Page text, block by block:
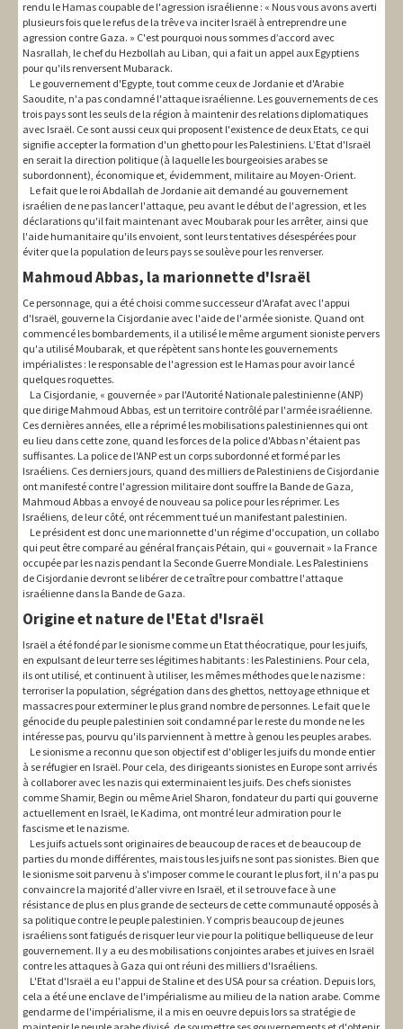
rendu le Hamas coupable de l'agression israélienne : « Nous vous avons averti
plusieurs fois que le refus de la trêve va inciter Israël à entreprendre une
agression contre Gaza. » C'est pourquoi nous sommes d’accord avec
Nasrallah, le chef du Hezbollah au Liban, qui a fait un appel aux Egyptiens
pour qu'ils renversent Mubarack.
Le gouvernement d'Egypte, tout comme ceux de Jordanie et d'Arabie
Saoudite, n'a pas condamné l'attaque israélienne. Les gouvernements de ces
trois pays sont les seuls de la région à maintenir des relations diplomatiques
avec Israël. Ce sont aussi ceux qui proposent l'existence de deux Etats, ce qui
signifie accepter la formation d'un ghetto pour les Palestiniens. L’Etat d'Israël
en serait la direction politique (à laquelle les bourgeoisies arabes se
subordonnent), économique et, évidemment, militaire au Moyen-Orient.
Le fait que le roi Abdallah de Jordanie ait demandé au gouvernement
israélien de ne pas lancer l'attaque, peu avant le début de l'agression, et les
déclarations qu'il fait maintenant avec Moubarak pour les arrêter, ainsi que
l'aide humanitaire qu'ils envoient, sont leurs tentatives désespérées pour
éviter que la population de leurs pays se soulève pour les renverser.
Mahmoud Abbas, la marionnette d'Israël
Ce personnage, qui a été choisi comme successeur d'Arafat avec l'appui
d'Israël, gouverne la Cisjordanie avec l'aide de l'armée sioniste. Quand ont
commencé les bombardements, il a utilisé le même argument sioniste pervers
qu'a utilisé Moubarak, et que répètent sans honte les gouvernements
impérialistes : le responsable de l'agression est le Hamas pour avoir lancé
quelques roquettes.
La Cisjordanie, « gouvernée » par l'Autorité Nationale palestinienne (ANP)
que dirige Mahmoud Abbas, est un territoire contrôlé par l'armée israélienne.
Ces dernières années, elle a réprimé les mobilisations palestiniennes qui ont
eu lieu dans cette zone, quand les forces de la police d'Abbas n'étaient pas
suffisantes. La police de l'ANP est un corps subordonné et formé par les
Israéliens. Ces derniers jours, quand des milliers de Palestiniens de Cisjordanie
ont manifesté contre l'agression militaire dont souffre la Bande de Gaza,
Mahmoud Abbas a envoyé de nouveau sa police pour les réprimer. Les
Israéliens, de leur côté, ont récemment tué un manifestant palestinien.
Le président est donc une marionnette d'un régime d'occupation, un collabo
qui peut être comparé au général français Pétain, qui « gouvernait » la France
occupée par les nazis pendant la Seconde Guerre Mondiale. Les Palestiniens
de Cisjordanie devront se libérer de ce traître pour combattre l'attaque
israélienne dans la Bande de Gaza.
Origine et nature de l'Etat d'Israël
Israël a été fondé par le sionisme comme un Etat théocratique, pour les juifs,
en expulsant de leur terre ses légitimes habitants : les Palestiniens. Pour cela,
ils ont utilisé, et continuent à utiliser, les mêmes méthodes que le nazisme :
terroriser la population, ségrégation dans des ghettos, nettoyage ethnique et
massacres pour exterminer le plus grand nombre de personnes. Le fait que le
génocide du peuple palestinien soit condamné par le reste du monde ne les
intéresse pas, pourvu qu'ils parviennent à mettre à genou les peuples arabes.
Le sionisme a reconnu que son objectif est d'obliger les juifs du monde entier
à se réfugier en Israël. Pour cela, des dirigeants sionistes en Europe sont arrivés
à collaborer avec les nazis qui exterminaient les juifs. Des chefs sionistes
comme Shamir, Begin ou même Ariel Sharon, fondateur du parti qui gouverne
actuellement en Israël, le Kadima, ont montré leur admiration pour le
fascisme et le nazisme.
Les juifs actuels sont originaires de beaucoup de races et de beaucoup de
parties du monde différentes, mais tous les juifs ne sont pas sionistes. Bien que
le sionisme soit parvenu à s'imposer comme le courant le plus fort, il n'a pas pu
convaincre la majorité d’aller vivre en Israël, et il se trouve face à une
résistance de plus en plus grande de secteurs de cette communauté opposés à
sa politique contre le peuple palestinien. Y compris beaucoup de jeunes
israéliens sont fatigués de risquer leur vie pour la politique belliqueuse de leur
gouvernement. Il y a eu des mobilisations conjointes arabes et juives en Israël
contre les attaques à Gaza qui ont réuni des milliers d'Israéliens.
L'Etat d'Israël a eu l'appui de Staline et des USA pour sa création. Depuis lors,
cela a été une enclave de l'impérialisme au milieu de la nation arabe. Comme
gendarme de l'impérialisme, il a mis en oeuvre depuis lors sa stratégie de